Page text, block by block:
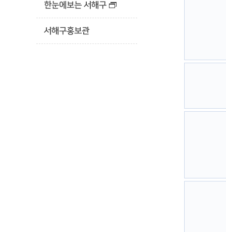
한눈에보는 서해구
서해구홍보관